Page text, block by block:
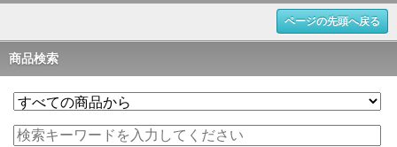
ページの先頭へ戻る
商品検索